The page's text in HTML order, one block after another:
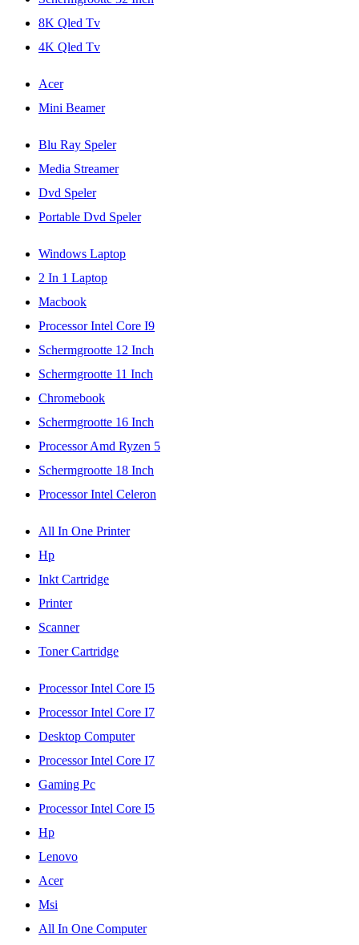
8K Qled Tv
4K Qled Tv
Acer
Mini Beamer
Blu Ray Speler
Media Streamer
Dvd Speler
Portable Dvd Speler
Windows Laptop
2 In 1 Laptop
Macbook
Processor Intel Core I9
Schermgrootte 12 Inch
Schermgrootte 11 Inch
Chromebook
Schermgrootte 16 Inch
Processor Amd Ryzen 5
Schermgrootte 18 Inch
Processor Intel Celeron
All In One Printer
Hp
Inkt Cartridge
Printer
Scanner
Toner Cartridge
Processor Intel Core I5
Processor Intel Core I7
Desktop Computer
Processor Intel Core I7
Gaming Pc
Processor Intel Core I5
Hp
Lenovo
Acer
Msi
All In One Computer